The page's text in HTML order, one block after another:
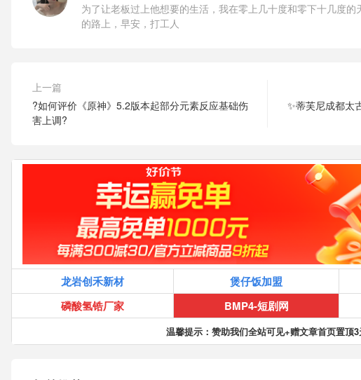
为了让老板过上他想要的生活，我在零上几十度和零下十几度
的路上，早安，打工人
上一篇
?如何评价《原神》5.2版本起部分元素反应基础伤
害上调?
✨蒂芙尼成都太
龙岩创禾新材 煲仔饭加盟
磷酸氢锆厂家
BMP4-短剧网
温馨提示：赞助我们全站可见+赠文章首页置顶